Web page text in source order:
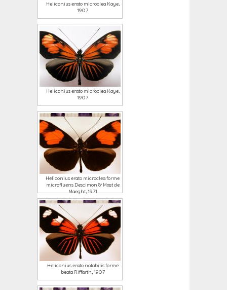
Heliconius erato microclea Kaye,
1907
Heliconius erato microclea Kaye,
1907
Heliconius erato microclea forme
microfluens Descimon & Mast de
Maeght, 1971
Heliconius erato notabilis forme
beata Riffarth, 1907